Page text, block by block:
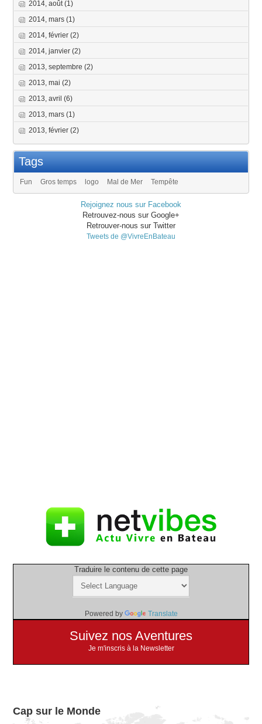
2014, août(1)
2014, mars(1)
2014, février(2)
2014, janvier(2)
2013, septembre(2)
2013, mai(2)
2013, avril(6)
2013, mars(1)
2013, février(2)
Tags
Fun Gros temps logo Mal de Mer Tempête
Rejoignez nous sur Facebook
Retrouvez-nous sur Google+
Retrouver-nous sur Twitter
Tweets de @VivreEnBateau
Traduire le contenu de cette page
Powered by Translate
Suivez nos Aventures
Je m'inscris à la Newsletter
Cap sur le Monde